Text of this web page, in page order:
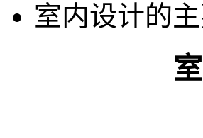
室内设计的